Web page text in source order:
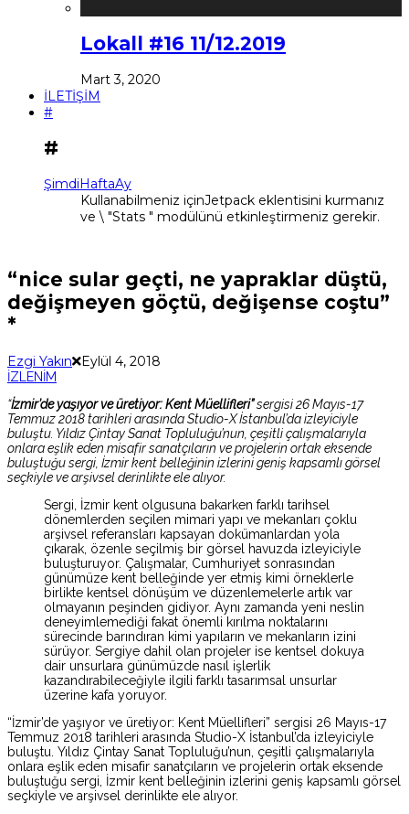
Lokall #16 11/12.2019
Mart 3, 2020
İLETİŞİM
#
#
ŞimdiHaftaAy
Kullanabilmeniz içinJetpack eklentisini kurmanız
ve \ "Stats " modülünü etkinleştirmeniz gerekir.
“nice sular geçti, ne yapraklar düştü,
değişmeyen göçtü, değişense coştu”
*
Ezgi Yakın Eylül 4, 2018
İZLENİM
“İzmir’de yaşıyor ve üretiyor: Kent Müellifleri”sergisi 26 Mayıs-17
Temmuz 2018 tarihleri arasında Studio-X İstanbul’da izleyiciyle
buluştu. Yıldız Çintay Sanat Topluluğu’nun, çeşitli çalışmalarıyla
onlara eşlik eden misafir sanatçıların ve projelerin ortak eksende
buluştuğu sergi, İzmir kent belleğinin izlerini geniş kapsamlı görsel
seçkiyle ve arşivsel derinlikte ele alıyor.
Sergi, İzmir kent olgusuna bakarken farklı tarihsel
dönemlerden seçilen mimari yapı ve mekanları çoklu
arşivsel referansları kapsayan dokümanlardan yola
çıkarak, özenle seçilmiş bir görsel havuzda izleyiciyle
buluşturuyor. Çalışmalar, Cumhuriyet sonrasından
günümüze kent belleğinde yer etmiş kimi örneklerle
birlikte kentsel dönüşüm ve düzenlemelerle artık var
olmayanın peşinden gidiyor. Aynı zamanda yeni neslin
deneyimlemediği fakat önemli kırılma noktalarını
sürecinde barındıran kimi yapıların ve mekanların izini
sürüyor. Sergiye dahil olan projeler ise kentsel dokuya
dair unsurlara günümüzde nasıl işlerlik
kazandırabileceğiyle ilgili farklı tasarımsal unsurlar
üzerine kafa yoruyor.
“İzmir’de yaşıyor ve üretiyor: Kent Müellifleri” sergisi 26 Mayıs-17
Temmuz 2018 tarihleri arasında Studio-X İstanbul’da izleyiciyle
buluştu. Yıldız Çintay Sanat Topluluğu’nun, çeşitli çalışmalarıyla
onlara eşlik eden misafir sanatçıların ve projelerin ortak eksende
buluştuğu sergi, İzmir kent belleğinin izlerini geniş kapsamlı görsel
seçkiyle ve arşivsel derinlikte ele alıyor.